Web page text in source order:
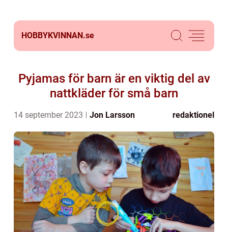
HOBBYKVINNAN.se
Pyjamas för barn är en viktig del av
nattkläder för små barn
14 september 2023 Jon Larsson redaktionel